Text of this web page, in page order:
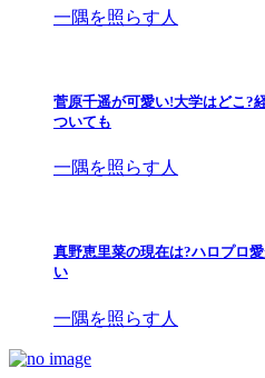
一隅を照らす人
菅原千遥が可愛い!大学はどこ?
ついても
一隅を照らす人
真野恵里菜の現在は?ハロプロ
い
一隅を照らす人